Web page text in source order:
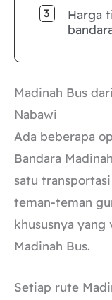
Harga
Madinah Bus
Nabawi
Ada beberapa
Bandara
satu
teman-teman
khususnya yang
Madinah Bus.
Setiap rute